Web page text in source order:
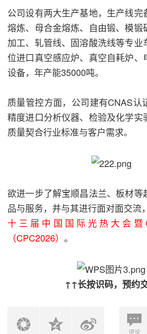
公司设有两大生产基地，生产线完
熔炼、母合金熔炼、自由锻、模锻
加工、轧管线、固溶酸洗线等专业
位进口真空感应炉、真空自耗炉、
设备，年产能35000吨。
质量管控方面，公司建有CNAS认
精度进口分析仪器、检验及化学实
质量契合行业标准与客户需求。
欲进一步了解宝顺昌法兰、板材等
品与服务，并与其进行面对面交流
十三届中国国际光热大会暨
（CPC2026） 。
↑↑长按识码，预约
评论